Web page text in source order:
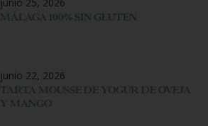
MÁLAGA 100% SIN GLUTEN
junio 22, 2026
TARTA MOUSSE DE YOGUR DE OVEJA
Y MANGO